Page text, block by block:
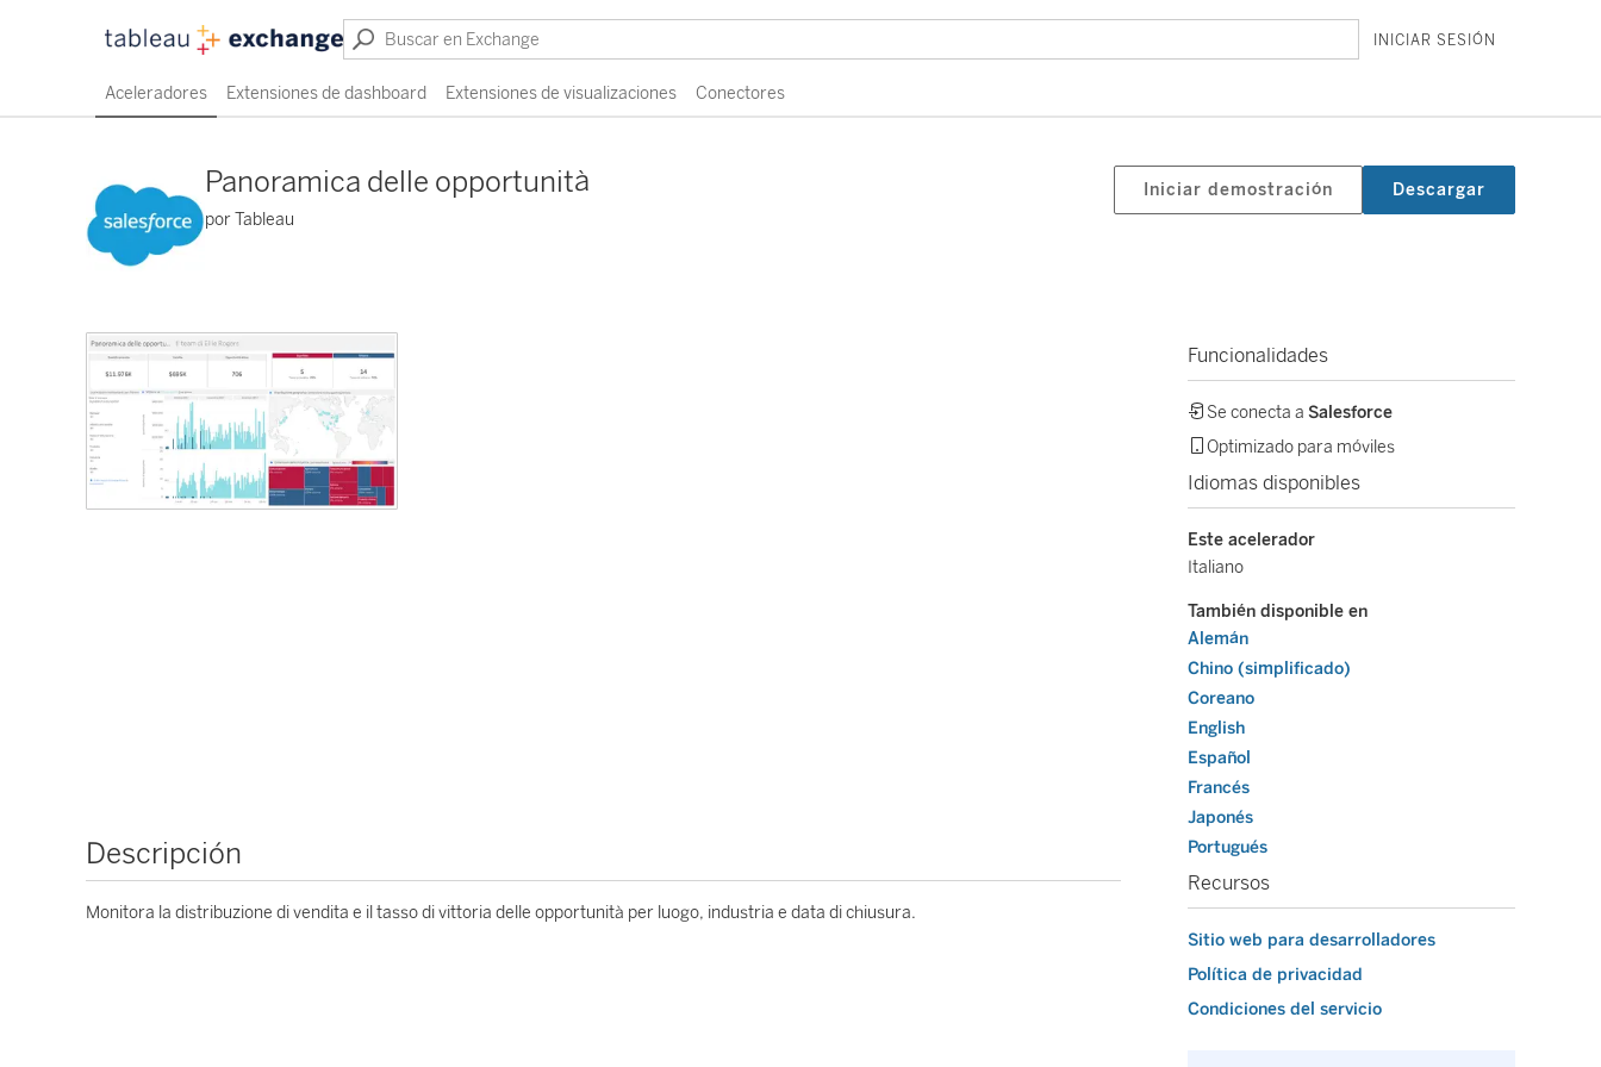
INICIAR SESIÓN
Aceleradores Extensiones de dashboard Extensiones de visualizaciones Conectores
Panoramica delle opportunità
por Tableau
Iniciar demostración Descargar
Descripción
Monitora la distribuzione di vendita e il tasso di vittoria delle opportunità per luogo, industria e data di chiusura.
Funcionalidades
Se conecta a Salesforce
Optimizado para móviles
Idiomas disponibles
Este acelerador
Italiano
También disponible en
Alemán
Chino (simplificado)
Coreano
English
Español
Francés
Japonés
Portugués
Recursos
Sitio web para desarrolladores
Política de privacidad
Condiciones del servicio